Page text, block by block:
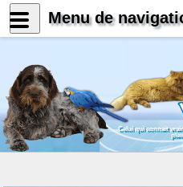
Celui qui connait
Menu de